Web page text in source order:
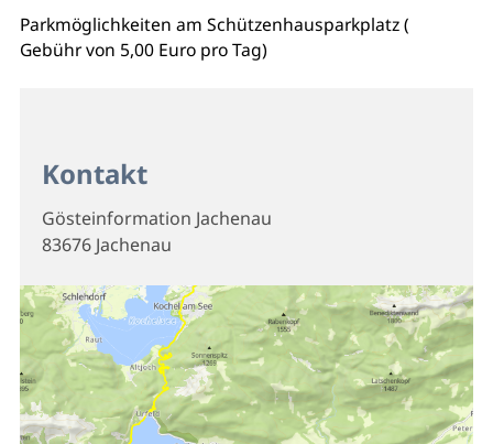
Parkmöglichkeiten am Schützenhausparkplatz (
Gebühr von 5,00 Euro pro Tag)
Kontakt
Gösteinformation Jachenau
83676 Jachenau